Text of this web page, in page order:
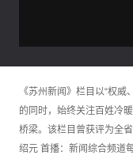
《苏州新闻》栏目以“权
的同时，始终关注百姓冷
桥梁。该栏目曾获评为全
绍元 首播：新闻综合频道